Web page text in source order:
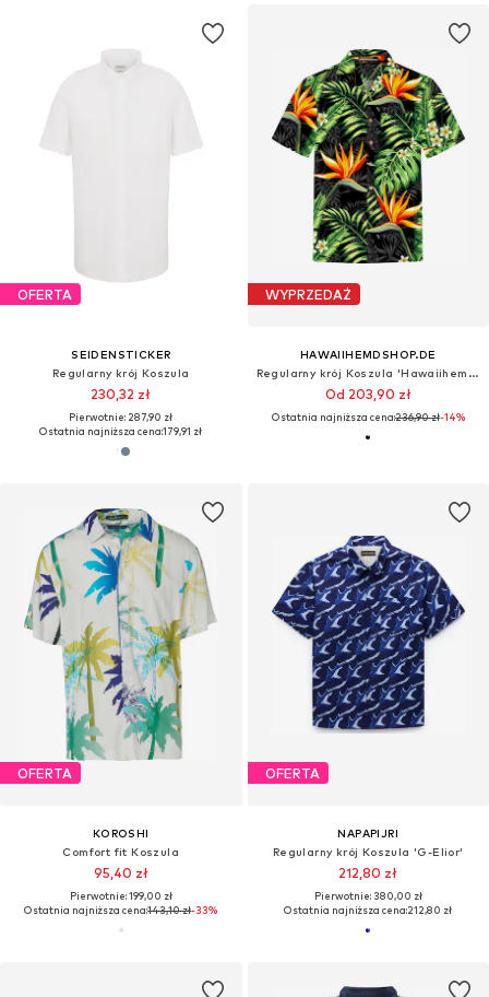
OFERTA
SEIDENSTICKER
Regularny krój Koszula
230,32 zł
Pierwotnie: 287,90 zł
Ostatnia najniższa cena:179,91 zł
WYPRZEDAŻ
HAWAIIHEMDSHOP.DE
Regularny krój Koszula 'Hawaiihemd "Bird of Paradise"'
Od 203,90 zł
Ostatnia najniższa cena:236,90 zł-14%
OFERTA
KOROSHI
Comfort fit Koszula
95,40 zł
Pierwotnie: 199,00 zł
Ostatnia najniższa cena:143,10 zł-33%
OFERTA
NAPAPIJRI
Regularny krój Koszula 'G-Elior'
212,80 zł
Pierwotnie: 380,00 zł
Ostatnia najniższa cena:212,80 zł